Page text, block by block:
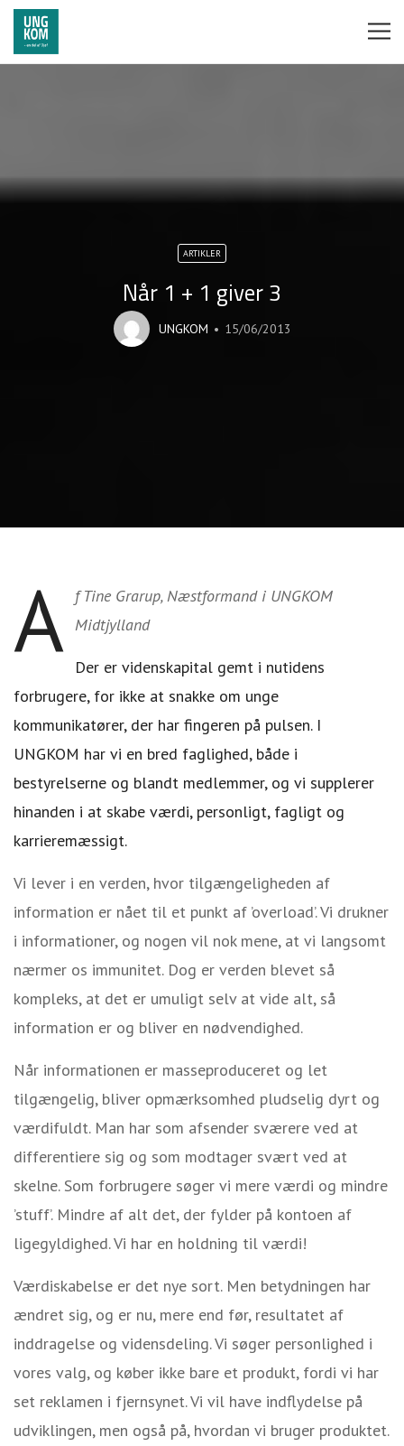
ARTIKLER
Når 1 + 1 giver 3
UNGKOM 15/06/2013
A f Tine Grarup, Næstformand i UNGKOM
Midtjylland
Der er videnskapital gemt i nutidens
forbrugere, for ikke at snakke om unge
kommunikatører, der har fingeren på pulsen. I
UNGKOM har vi en bred faglighed, både i
bestyrelserne og blandt medlemmer, og vi supplerer
hinanden i at skabe værdi, personligt, fagligt og
karrieremæssigt.
Vi lever i en verden, hvor tilgængeligheden af
information er nået til et punkt af ’overload’. Vi drukner
i informationer, og nogen vil nok mene, at vi langsomt
nærmer os immunitet. Dog er verden blevet så
kompleks, at det er umuligt selv at vide alt, så
information er og bliver en nødvendighed.
Når informationen er masseproduceret og let
tilgængelig, bliver opmærksomhed pludselig dyrt og
værdifuldt. Man har som afsender sværere ved at
differentiere sig og som modtager svært ved at
skelne. Som forbrugere søger vi mere værdi og mindre
’stuff’. Mindre af alt det, der fylder på kontoen af
ligegyldighed. Vi har en holdning til værdi!
Værdiskabelse er det nye sort. Men betydningen har
ændret sig, og er nu, mere end før, resultatet af
inddragelse og vidensdeling. Vi søger personlighed i
vores valg, og køber ikke bare et produkt, fordi vi har
set reklamen i fjernsynet. Vi vil have indflydelse på
udviklingen, men også på, hvordan vi bruger produktet.